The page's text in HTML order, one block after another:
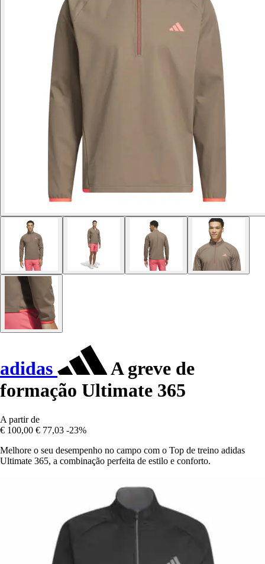
adidas
A greve de
formação Ultimate 365
A partir de
€ 100,00 € 77,03 -23%
Melhore o seu desempenho no campo com o Top de treino adidas
Ultimate 365, a combinação perfeita de estilo e conforto.